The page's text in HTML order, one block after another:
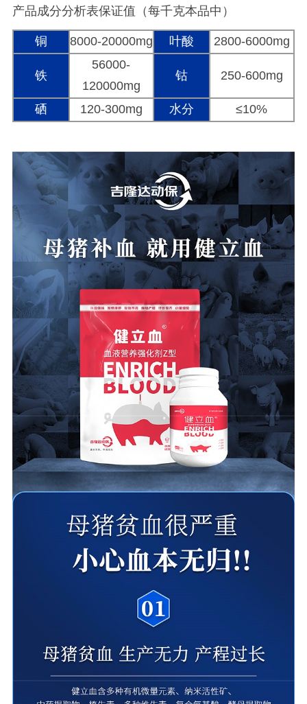
产品成分分析表保证值（每千克本品中）
铜 8000-20000mg 叶酸 2800-6000mg
铁
56000-
120000mg
钴 250-600mg
硒 120-300mg 水分 ≤10%